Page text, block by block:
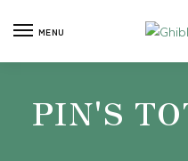
MENU
PIN'S